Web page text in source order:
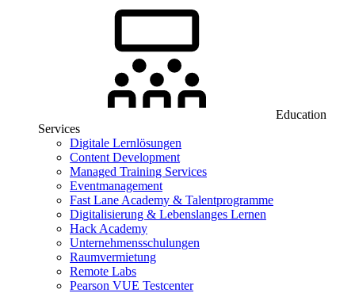
Education
Services
Digitale Lernlösungen
Content Development
Managed Training Services
Eventmanagement
Fast Lane Academy & Talentprogramme
Digitalisierung & Lebenslanges Lernen
Hack Academy
Unternehmensschulungen
Raumvermietung
Remote Labs
Pearson VUE Testcenter